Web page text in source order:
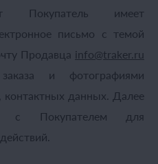
Покупатель имеет
письмо с темой
Продавца info@traker.ru
и фотографиями
контактных данных. Далее
с Покупателем для